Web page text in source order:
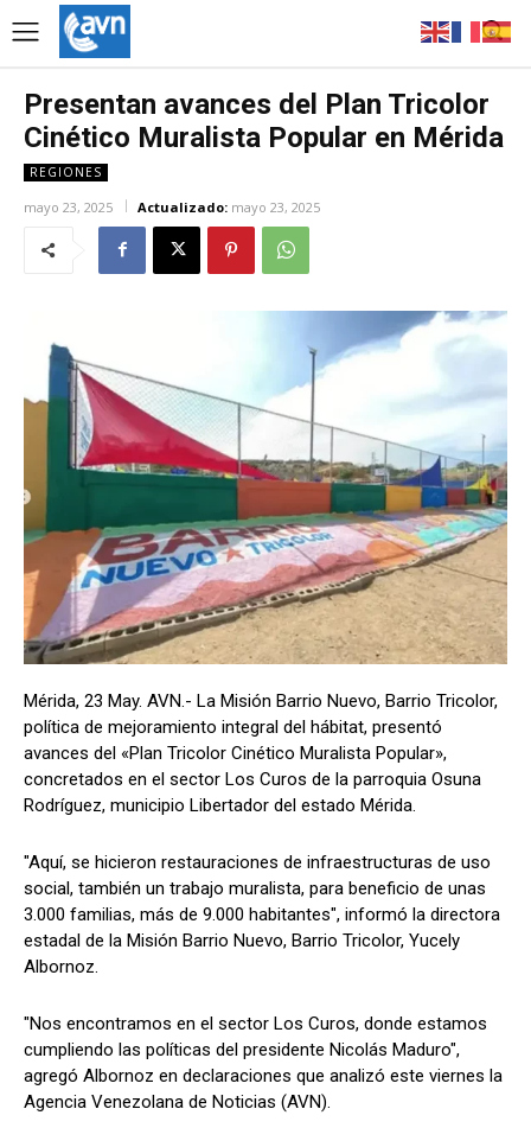
Presentan avances del Plan Tricolor
Cinético Muralista Popular en Mérida
REGIONES
mayo 23, 2025 Actualizado: mayo 23, 2025
Mérida, 23 May. AVN.- La Misión Barrio Nuevo, Barrio Tricolor,
política de mejoramiento integral del hábitat, presentó
avances del «Plan Tricolor Cinético Muralista Popular»,
concretados en el sector Los Curos de la parroquia Osuna
Rodríguez, municipio Libertador del estado Mérida.
"Aquí, se hicieron restauraciones de infraestructuras de uso
social, también un trabajo muralista, para beneficio de unas
3.000 familias, más de 9.000 habitantes", informó la directora
estadal de la Misión Barrio Nuevo, Barrio Tricolor, Yucely
Albornoz.
"Nos encontramos en el sector Los Curos, donde estamos
cumpliendo las políticas del presidente Nicolás Maduro",
agregó Albornoz en declaraciones que analizó este viernes la
Agencia Venezolana de Noticias (AVN).